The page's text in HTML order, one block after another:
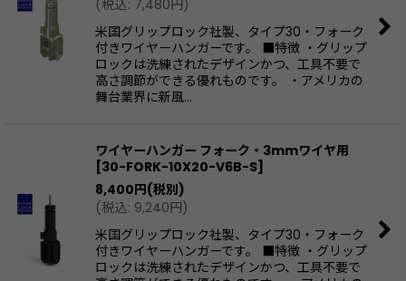
(税込: 7,480円)
米国グリップロック社製、タイプ30・フォーク
付きワイヤーハンガーです。 ■特徴 ・グリップ
ロックは洗練されたデザインかつ、工具不要で
高さ調節ができる優れものです。 ・アメリカの
舞台業界に新風…
ワイヤーハンガー フォーク・3mmワイヤ用
[30-FORK-10X20-V6B-S]
8,400円(税別)
(税込: 9,240円)
米国グリップロック社製、タイプ30・フォーク
付きワイヤーハンガーです。 ■特徴 ・グリップ
ロックは洗練されたデザインかつ、工具不要で